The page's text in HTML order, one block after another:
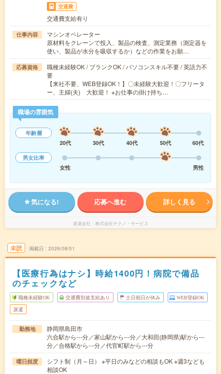
交通費
交通費支給有り
仕事内容
マシンオペレーター
原材料をクレーンで投入、製品の検査、測定業務（測定器を
使い、製品が水分を吸収するか）などの作業をお願…
応募資格
職種未経験OK / ブランクOK / パソコンスキル不要 / 英語力不
要
【来社不要、WEB登録OK！】〇未経験大歓迎！〇フリータ
ー、主婦(夫) 大歓迎！ ※お仕事の掛け持ち…
職場の雰囲気
年齢層
20代
30代 40代 50代
60代
男女比率
女性
男性
気になる! 応募へ進む 詳しく見る
派遣会社 株式会社テクノ・サービス
未読 掲載日 2026/08/01
【医療行為はナシ】時給1400円！病院で備品
のチェックなど
職種未経験OK 交通費別途支給あり 土日祝日が休み WEB登録OK
派遣
勤務地
静岡県島田市
六合駅から---分／家山駅から---分／大和田(静岡県)駅から---
分／合格駅から---分／代官町駅から---分
曜日頻度
シフト制（月～日） ※平日のみなどの相談もOK ※週3なども
相談OK